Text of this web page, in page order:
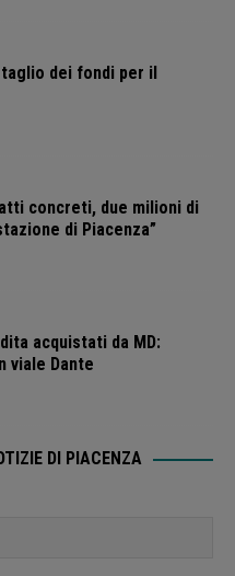
dei fondi per il
concreti, due milioni di
di Piacenza”
acquistati da MD:
viale Dante
DI PIACENZA